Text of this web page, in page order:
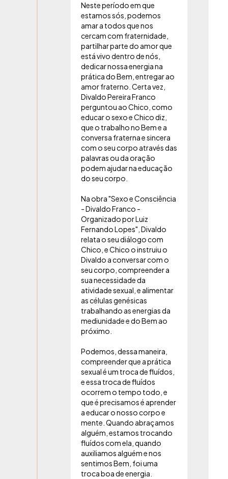
Neste período em que
estamos sós, podemos
amar a todos que nos
cercam com fraternidade,
partilhar parte do amor que
está vivo dentro de nós,
dedicar nossa energia na
prática do Bem, entregar ao
amor fraterno. Certa vez,
Divaldo Pereira Franco
perguntou ao Chico, como
educar o sexo e Chico diz,
que o trabalho no Bem e a
conversa fraterna e sincera
com o seu corpo através das
palavras ou da oração
podem ajudar na educação
do seu corpo.
Na obra "Sexo e Consciência
- Divaldo Franco -
Organizado por Luiz
Fernando Lopes", Divaldo
relata o seu diálogo com
Chico, e Chico o instruiu o
Divaldo a conversar com o
seu corpo, compreender a
sua necessidade da
atividade sexual, e alimentar
as células genésicas
trabalhando as energias da
mediunidade e do Bem ao
próximo.
Podemos, dessa maneira,
compreender que a prática
sexual é um troca de fluídos,
e essa troca de fluídos
ocorrem o tempo todo, e
que é precisamos é aprender
a educar o nosso corpo e
mente. Quando abraçamos
alguém, estamos trocando
fluídos com ela, quando
auxiliamos alguém e nos
sentimos Bem, foi uma
troca boa de energia.